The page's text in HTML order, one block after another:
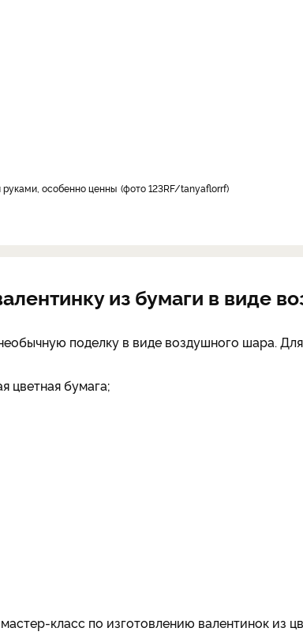
руками, особенно ценны фото 123RF/tanyaflorrf
из бумаги в виде
поделку в виде воздушного шара.
цветная бумага;
класс по изготовлению валентинок из